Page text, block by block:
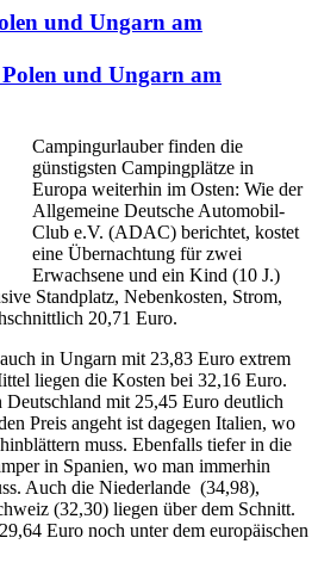
und Ungarn am
Campingurlauber finden die
günstigsten Campingplätze in
Europa weiterhin im Osten: Wie der
Allgemeine Deutsche Automobil-
Club e.V. (ADAC) berichtet, kostet
eine Übernachtung für zwei
Erwachsene und ein Kind (10 J.)
Standplatz, Nebenkosten, Strom,
20,71 Euro.
in Ungarn mit 23,83 Euro extrem
liegen die Kosten bei 32,16 Euro.
mit 25,45 Euro deutlich
Preis angeht ist dagegen Italien, wo
muss. Ebenfalls tiefer in die
in Spanien, wo man immerhin
Auch die Niederlande (34,98),
(32,30) liegen über dem Schnitt.
Euro noch unter dem europäischen